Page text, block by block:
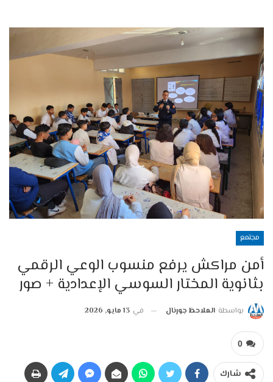
مجتمع
أمن مراكش يرفع منسوب الوعي الرقمي
بثانوية المختار السوسي الإعدادية + صور
بواسطة الملاحظ جورنال في 13 مايو, 2026
0
شارك